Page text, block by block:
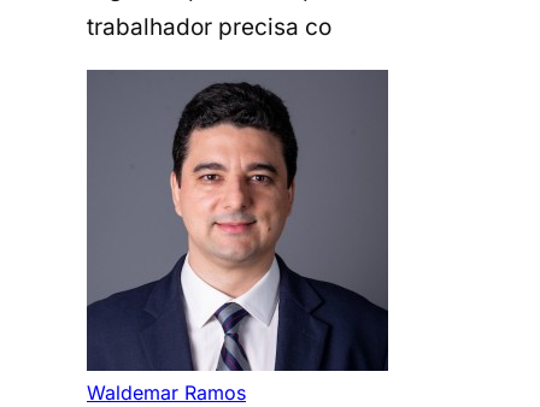
trabalhador precisa co
Waldemar Ramos